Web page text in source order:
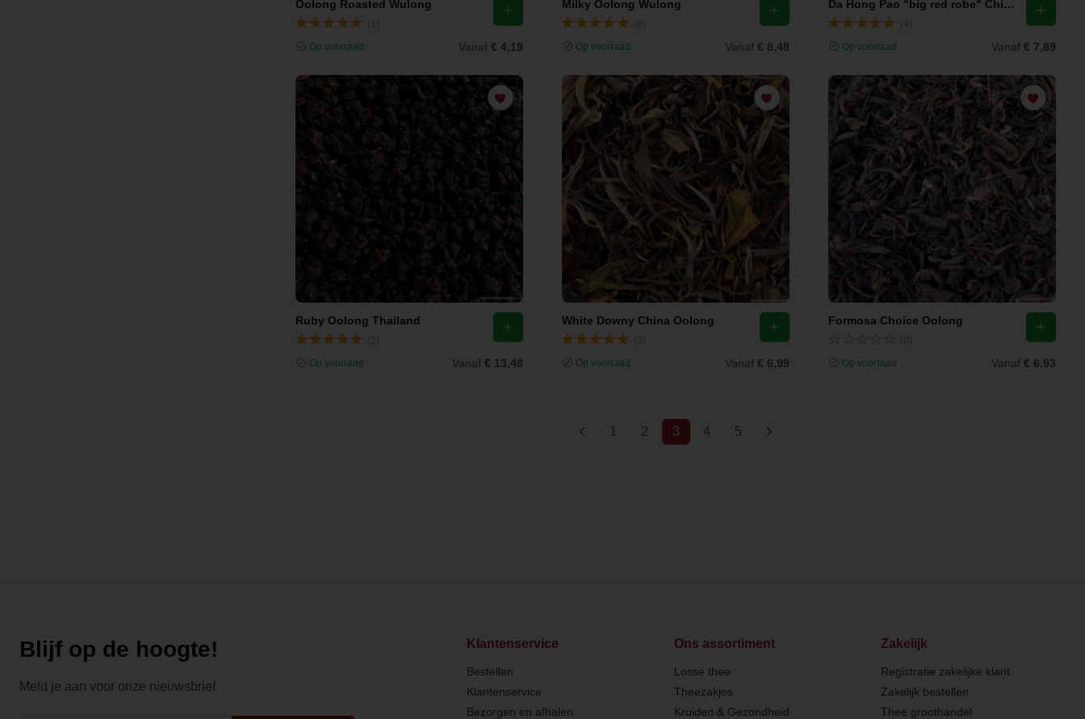
Oolong Roasted Wulong
Op voorraad Vanaf € 4,19
Milky Oolong Wulong
Op voorraad Vanaf € 8,48
Da Hong Pao "big red robe" China Oolong
Op voorraad Vanaf € 7,89
Ruby Oolong Thailand
Op voorraad Vanaf € 13,48
White Downy China Oolong
Op voorraad Vanaf € 6,99
Formosa Choice Oolong
Op voorraad Vanaf € 6,93
1 2 3(current)
4 5
Blijf op de hoogte!
Meld je aan voor onze nieuwsbrief
Klantenservice
Bestellen
Klantenservice
Bezorgen en afhalen
Ons assortiment
Losse thee
Theezakjes
Kruiden & Gezondheid
Zakelijk
Registratie zakelijke klant
Zakelijk bestellen
Thee groothandel